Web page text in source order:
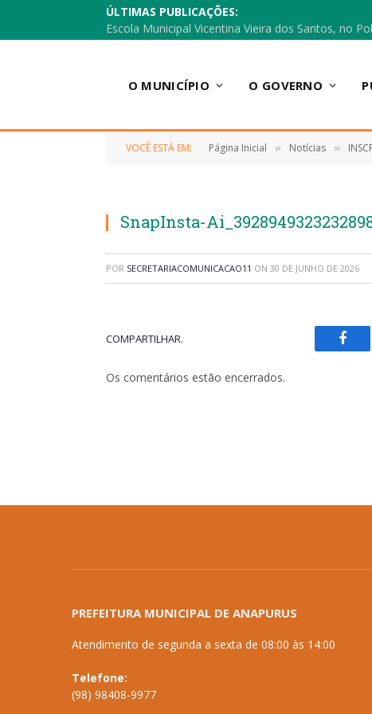
ÚLTIMAS PUBLICAÇÕES:
O MUNICÍPIO O GOVERNO
VOCÊ ESTÁ EM: Página Inicial » Notícias »
SnapInsta-
POR SECRETARIACOMUNICACAO11 ON 30 DE JUNHO DE 2026
COMPARTILHAR.
Os comentários estão encerrados.
PREFEITURA MUNICIPAL DE ANAPURUS
Atendimento de segunda a sexta de 08:00 às 14:00
Telefone:
(98) 98408-9977